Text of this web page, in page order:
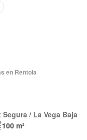
en Rentola
/ La Vega Baja
100 m²